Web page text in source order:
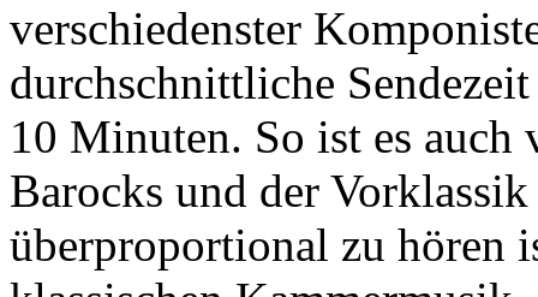
verschiedenster
durchschnittliche
10 Minuten. So ist es auch
Barocks und der
überproportional zu hören